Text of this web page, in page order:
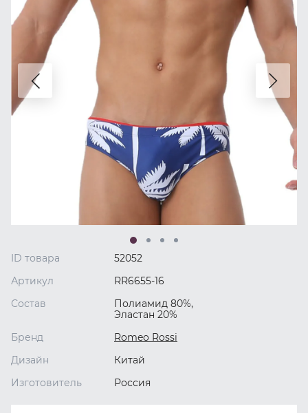
ID товара
52052
Артикул
RR6655-16
Состав
Полиамид 80%,
Эластан 20%
Бренд
Romeo Rossi
Дизайн
Китай
Изготовитель
Россия